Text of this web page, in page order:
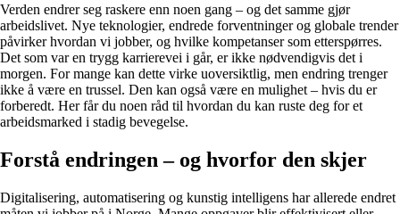
Verden endrer seg raskere enn noen gang – og det samme gjør
arbeidslivet. Nye teknologier, endrede forventninger og globale trender
påvirker hvordan vi jobber, og hvilke kompetanser som etterspørres.
Det som var en trygg karrierevei i går, er ikke nødvendigvis det i
morgen. For mange kan dette virke uoversiktlig, men endring trenger
ikke å være en trussel. Den kan også være en mulighet – hvis du er
forberedt. Her får du noen råd til hvordan du kan ruste deg for et
arbeidsmarked i stadig bevegelse.
Forstå endringen – og hvorfor den skjer
Digitalisering, automatisering og kunstig intelligens har allerede endret